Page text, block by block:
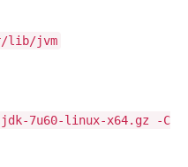
lib/jvm
7u60-linux-x64.gz -C